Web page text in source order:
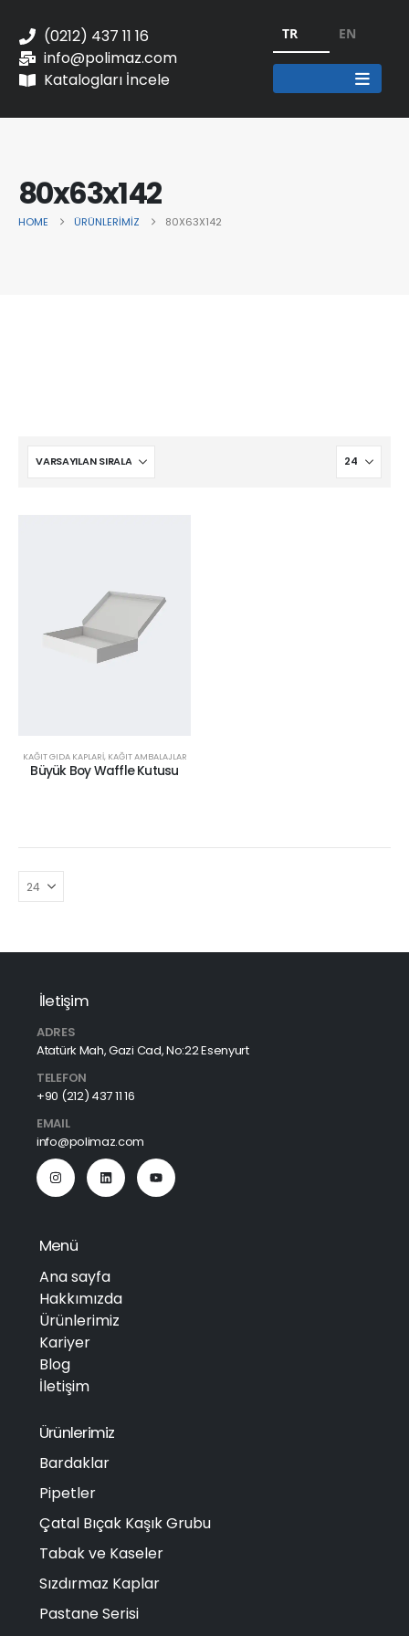
(0212) 437 11 16
info@polimaz.com
Katalogları İncele
TR EN
80x63x142
HOME ÜRÜNLERIMIZ 80X63X142
KAĞIT GIDA KAPLARI, KAĞIT AMBALAJLAR
Büyük Boy Waffle Kutusu
İletişim
ADRES
Atatürk Mah, Gazi Cad, No:22 Esenyurt
TELEFON
+90 (212) 437 11 16
EMAIL
info@polimaz.com
Menü
Ana sayfa
Hakkımızda
Ürünlerimiz
Kariyer
Blog
İletişim
Ürünlerimiz
Bardaklar
Pipetler
Çatal Bıçak Kaşık Grubu
Tabak ve Kaseler
Sızdırmaz Kaplar
Pastane Serisi